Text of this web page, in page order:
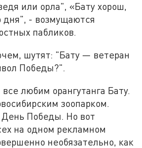
или орла", «Бату хорош,
дня", - возмущаются
пабликов.
шутят: "Бату — ветеран
Победы?".
любим орангутанга Бату.
зоопарком.
Победы. Но вот
на одном рекламном
необязательно, как